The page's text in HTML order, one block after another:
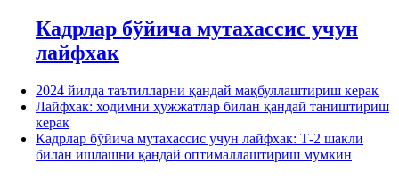
Кадрлар бўйича мутахассис учун
лайфхак
2024 йилда таътилларни қандай мақбуллаштириш керак
Лайфхак: ходимни ҳужжатлар билан қандай таништириш
керак
Кадрлар бўйича мутахассис учун лайфхак: Т-2 шакли
билан ишлашни қандай оптималлаштириш мумкин